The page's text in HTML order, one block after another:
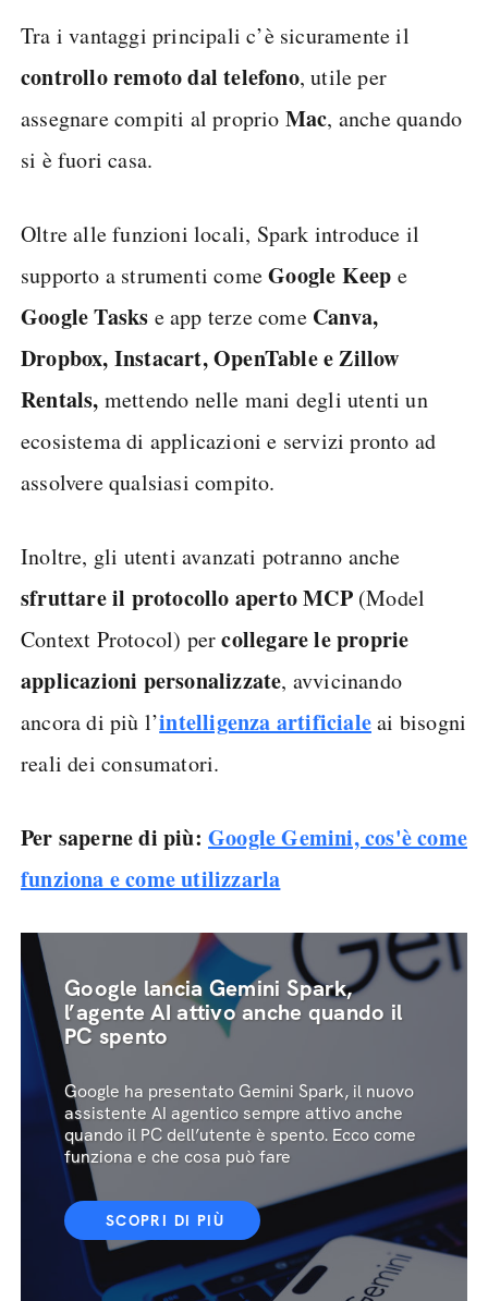
Tra i vantaggi principali c’è sicuramente il
controllo remoto dal telefono, utile per
assegnare compiti al proprio Mac, anche quando
si è fuori casa.
Oltre alle funzioni locali, Spark introduce il
supporto a strumenti comeGoogle Keep e
Google Tasks e app terze come Canva,
Dropbox, Instacart, OpenTable e Zillow
Rentals, mettendo nelle mani degli utenti un
ecosistema di applicazioni e servizi pronto ad
assolvere qualsiasi compito.
Inoltre, gli utenti avanzati potranno anche
sfruttare il protocollo aperto MCP(Model
Context Protocol) percollegare le proprie
applicazioni personalizzate, avvicinando
ancora di più l’intelligenza artificialeai bisogni
reali dei consumatori.
Per saperne di più: Google Gemini, cos'è come
funziona e come utilizzarla
Google lancia Gemini Spark,
l’agente AI attivo anche quando il
PC spento
Google ha presentato Gemini Spark, il nuovo
assistente AI agentico sempre attivo anche
quando il PC dell’utente è spento. Ecco come
funziona e che cosa può fare
SCOPRI DI PIÙ